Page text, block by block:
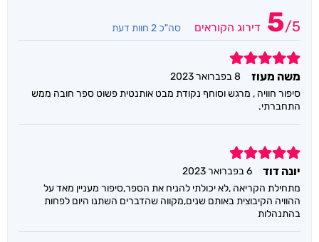
5/5 דירוג הקוראים סה"כ 2 חוות דעת
5
משה מעוז
8 בפברואר 2023
סיפור חוויה , מרגש וסוחף נקודת מבט אותנטית פשוט ספר חובה ממש
התחברתי.
5
יונה דוד
6 בפברואר 2023
מתחילת הקריאה ,לא יכולתי להניח את הספר,סיפור מעניין מאד על
ההוויה הקיבוצית באותם שנים,מקווה שהדברים השתנו היום לפחות
בהתנהלות